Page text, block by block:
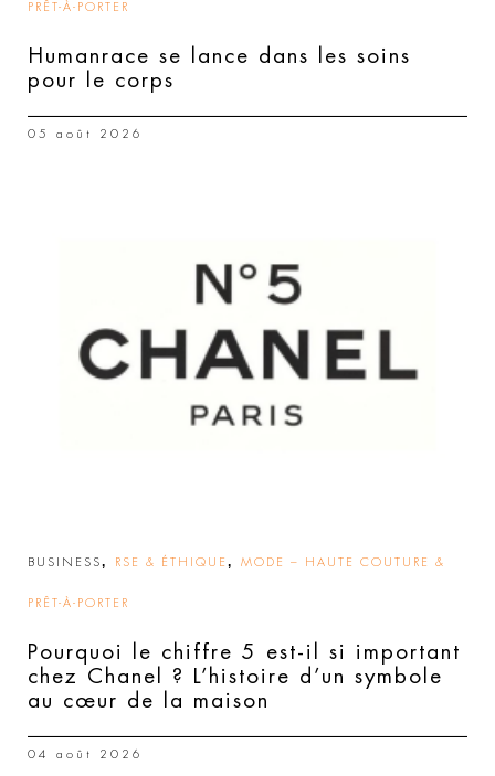
PRÊT-À-PORTER
Humanrace se lance dans les soins
pour le corps
05 août 2026
BUSINESS, RSE & ÉTHIQUE , MODE – HAUTE COUTURE &
PRÊT-À-PORTER
Pourquoi le chiffre 5 est-il si important
chez Chanel ? L’histoire d’un symbole
au cœur de la maison
04 août 2026